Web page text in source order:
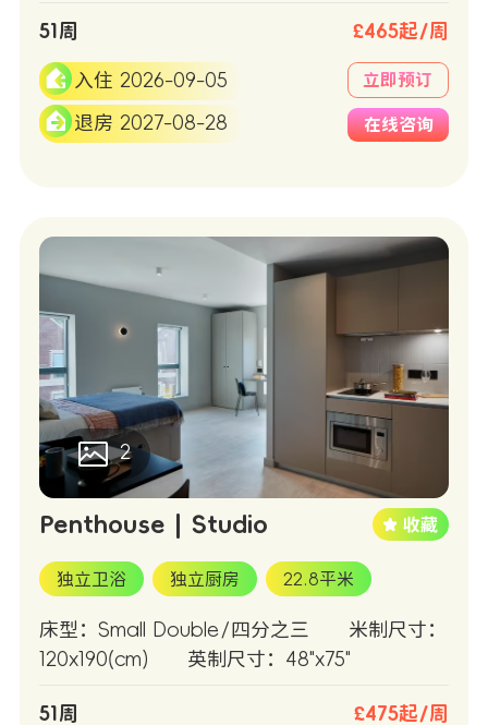
51周 £465起/周
入住 2026-09-05
退房 2027-08-28
立即预订
在线咨询
2
Penthouse | Studio
独立卫浴 独立厨房 22.8平米
床型：Small Double/四分之三
米制尺寸：
120x190(cm)
英制尺寸：48"x75"
51周 £475起/周